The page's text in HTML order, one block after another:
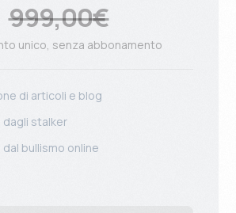
999,00€
unico, senza abbonamento
di articoli e blog
stalker
bullismo online